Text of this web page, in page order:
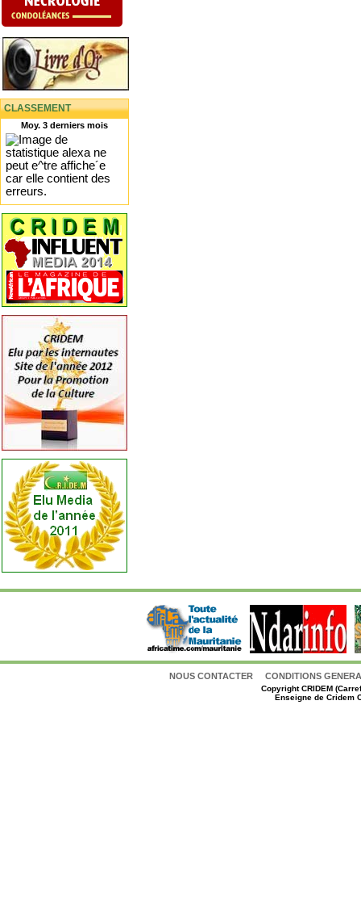
CLASSEMENT
Moy. 3 derniers mois
NOUS CONTACTER CONDITIONS
CopyrightCRIDEM
Enseigne de Cridem